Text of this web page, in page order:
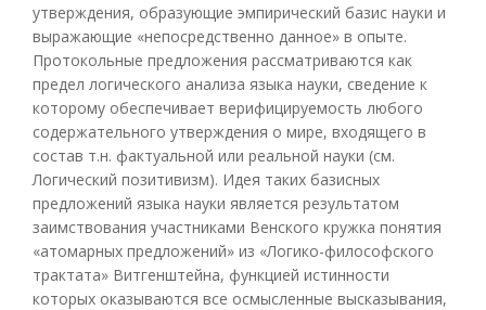
утверждения, образующие эмпирический базис науки и
выражающие «непосредственно данное» в опыте.
Протокольные предложения рассматриваются как
предел логического анализа языка науки, сведение к
которому обеспечивает верифицируемость любого
содержательного утверждения о мире, входящего в
состав т.н. фактуальной или реальной науки (см.
Логический позитивизм). Идея таких базисных
предложений языка науки является результатом
заимствования участниками Венского кружка понятия
«атомарных предложений» из «Логико-философского
трактата» Витгенштейна, функцией истинности
которых оказываются все осмысленные высказывания,